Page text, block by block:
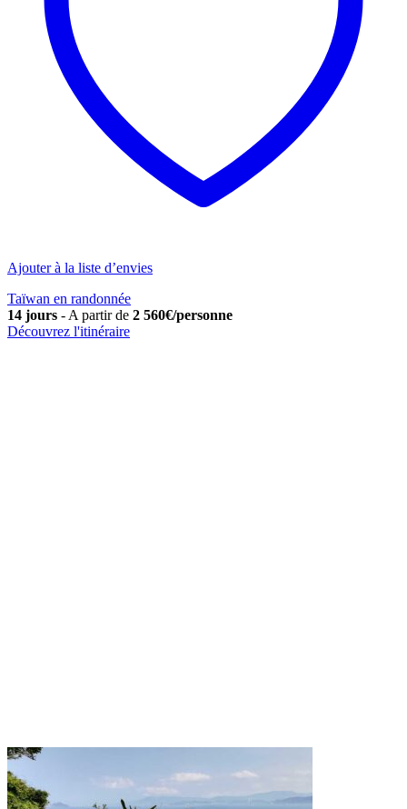
Ajouter à la liste d’envies
Taïwan en randonnée
14 jours - A partir de 2 560€/personne
Découvrez l'itinéraire